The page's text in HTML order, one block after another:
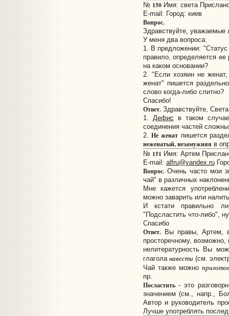
№ 150Имя: света
E-mail: Город: киев
Вопрос.
Здравствуйте, уважаемые
У меня два вопроса:
1. В предложении:
правило, определяется
на каком основании?
2. "Если хозяин не
женат" пишется
слово когда-либо слитно?
Спасибо!
Ответ.Здравствуйте,
1. Дефис в таком
соединения частей
2.Не женат пишется
неженатый, незамужняя в
№ 151 Имя: Артем
E-mail: alfru@yandex.ru
Вопрос.Очень часто мои
чай" в различных
Мне кажется
можно заварить или
И кстати правильно
"Подсластить что-либо",
Спасибо
Ответ.Вы правы, Артем,
просторечному,
нелитературность Вы
глагола навести (см.
Чай также можно
пр.
Посластить- это
значением (см., напр.,
Автор и руководитель
Лучше употреблять